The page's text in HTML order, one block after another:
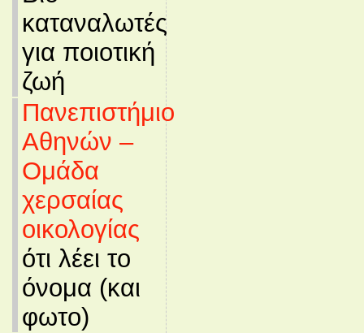
καταναλωτές
για ποιοτική
ζωή
Πανεπιστήμιο
Αθηνών –
Ομάδα
χερσαίας
οικολογίας
ότι λέει το
όνομα (και
φωτο)